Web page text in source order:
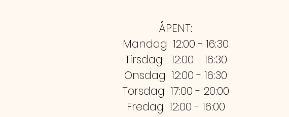
ÅPENT:
Mandag12:00 - 16:30
Tirsdag 12:00 - 16:30
Onsdag 12:00 - 16:30
Torsdag 17:00 - 20:00
Fredag 12:00 - 16:00